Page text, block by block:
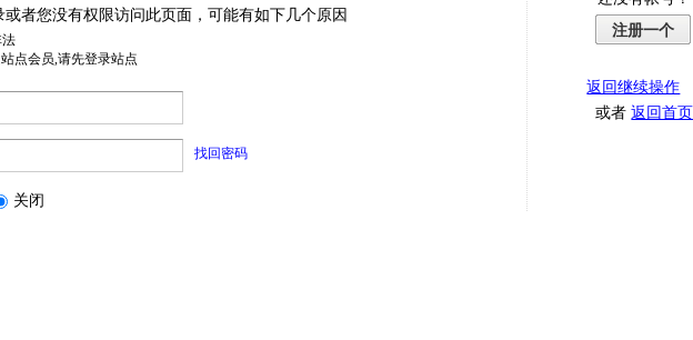
或者您没有权限访问此页面，可能有如下几个原因
点会员,请先登录站点
找回密码
关闭
注册一个
返回继续操作
或者返回首页